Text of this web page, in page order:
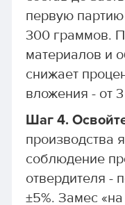
первую
300 граммов.
материалов и
снижает
вложения - от
Шаг 4.
производства
соблюдение
отвердителя -
±5%. Замес